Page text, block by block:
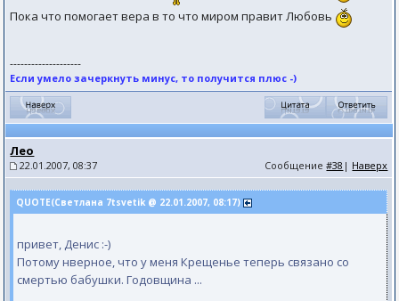
Пока что помогает вера в то что миром правит Любовь
--------------------
Если умело зачеркнуть минус, то получится плюс -)
Лео
22.01.2007, 08:37 Сообщение#38 | Наверх
QUOTE(Светлана 7tsvetik @ 22.01.2007, 08:17)
привет, Денис :-)
Потому нверное, что у меня Крещенье теперь связано со
смертью бабушки. Годовщина ...